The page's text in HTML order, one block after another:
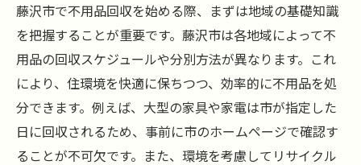
信頼できる不用品回収業者の選び方、藤沢市編
藤沢市でおすすめの不用品回収業者を選ぶ
ポイント
業者の信頼性を確かめるためのチェックリ
スト
不用品回収業者の口コミを確認する方法
藤沢市で不用品回収を始める際、まずは地域の基礎知識
を把握することが重要です。藤沢市は各地域によって不
用品の回収スケジュールや分別方法が異なります。これ
により、住環境を快適に保ちつつ、効率的に不用品を処
分できます。例えば、大型の家具や家電は市が指定した
日に回収されるため、事前に市のホームページで確認す
ることが不可欠です。また、環境を考慮してリサイクル